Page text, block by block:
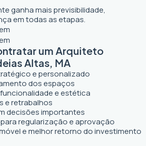
ganha mais previsibilidade,
em todas as etapas.
um Arquiteto
Altas, MA
e personalizado
dos espaços
e estética
e retrabalhos
decisões importantes
regularização e aprovação
e melhor retorno do investimento